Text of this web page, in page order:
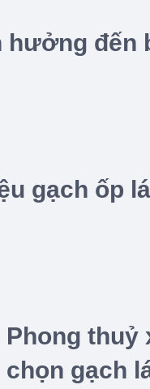
hưởng đến
gạch ốp
Phong thuỷ
chọn gạch